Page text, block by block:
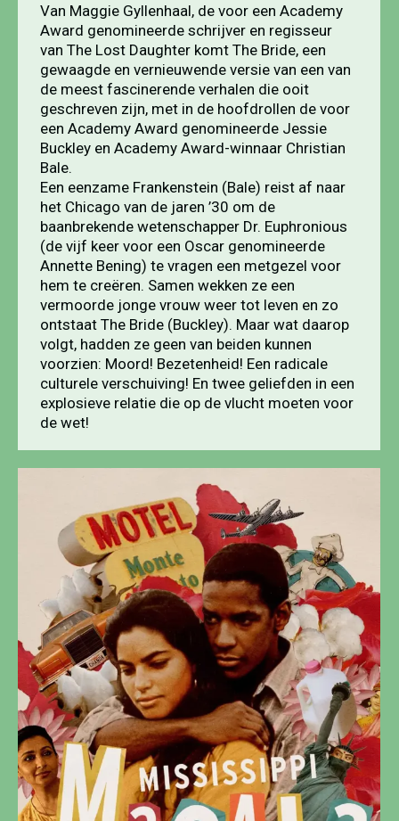
Van Maggie Gyllenhaal, de voor een Academy
Award genomineerde schrijver en regisseur
van The Lost Daughter komt The Bride, een
gewaagde en vernieuwende versie van een van
de meest fascinerende verhalen die ooit
geschreven zijn, met in de hoofdrollen de voor
een Academy Award genomineerde Jessie
Buckley en Academy Award-winnaar Christian
Bale.
Een eenzame Frankenstein (Bale) reist af naar
het Chicago van de jaren ’30 om de
baanbrekende wetenschapper Dr. Euphronious
(de vijf keer voor een Oscar genomineerde
Annette Bening) te vragen een metgezel voor
hem te creëren. Samen wekken ze een
vermoorde jonge vrouw weer tot leven en zo
ontstaat The Bride (Buckley). Maar wat daarop
volgt, hadden ze geen van beiden kunnen
voorzien: Moord! Bezetenheid! Een radicale
culturele verschuiving! En twee geliefden in een
explosieve relatie die op de vlucht moeten voor
de wet!